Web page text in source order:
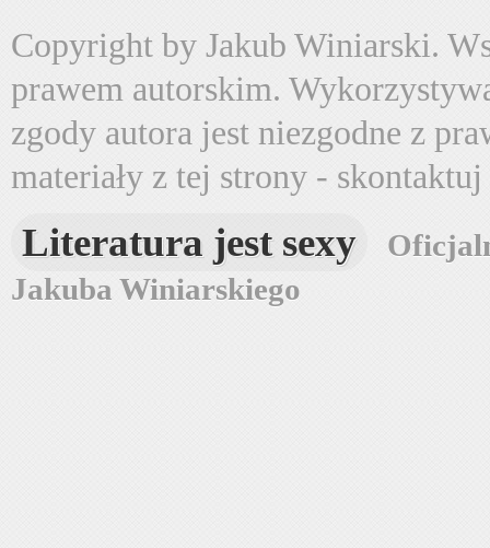
Copyright by Jakub Winiarski.
prawem autorskim.
zgody autora jest niezgodne z
materiały z tej strony -
Literatura jest sexy
Jakuba Winiarskiego